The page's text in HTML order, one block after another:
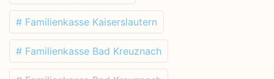
# Familienkasse Kaiserslautern
# Familienkasse Bad Kreuznach